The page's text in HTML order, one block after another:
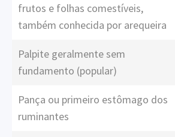
frutos e folhas comestíveis,
também conhecida por arequeira
Palpite geralmente sem
fundamento (popular)
Pança ou primeiro estômago dos
ruminantes